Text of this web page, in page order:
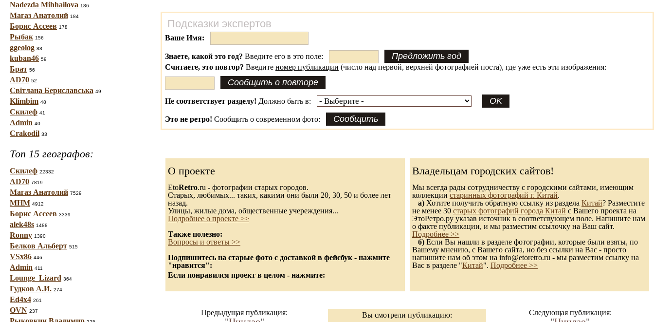
Nadezda Mihhailova 186
Магаз Анатолий 184
Борис Ассеев 178
Рыбак 156
ggeolog 88
kuban46 59
Брат 56
AD70 52
Світлана Бериславська 49
Klimbim 48
Скилеф 41
Admin 40
Crakodil 33
Топ 15 географов:
Скилеф 22332
AD70 7819
Магаз Анатолий 7529
МНМ 4912
Борис Ассеев 3339
alek48s 1488
Ronny 1390
Белков Альберт 515
VSx86 446
Admin 411
Lounge_Lizard 364
Гудков А.И. 274
Ed4x4 261
OVN 237
Подсказки экспертов
Ваше Имя:
Знаете, какой это год? Введите его в это поле:
Считаете, это повтор? Введите номер публикации (число над первой, верхней фотографией поста), где уже есть эти изображения:
Не соответствует разделу! Должно быть в:
Это не ретро! Сообщить о современном фото:
О проекте
EtoRetro.ru - фотографии старых городов.
Старых, любимых... таких, какими они были 20, 30, 50 и более лет
назад.
Улицы, жилые дома, общественные учереждения...
Подробнее о проекте >>
Также полезно:
Вопросы и ответы >>
Подпишитесь на старые фото с доставкой в фейсбук - нажмите
"нравится":
Если понравился проект в целом - нажмите:
Владельцам городских сайтов!
Мы всегда рады сотрудничеству с городскими сайтами, имеющим
коллекции старинных фотографий г. Китай.
а) Хотите получить обратную ссылку из раздела Китай? Разместите
не менее 30 старых фотографий города Китай с Вашего проекта на
ЭтоРетро.ру указав источник в соответсвующем поле. Напишите нам
о факте публикации, и мы разместим ссылочку на Ваш сайт.
Подробнее >>
б) Если Вы нашли в разделе фотографии, которые были взяты, по
Вашему мнению, с Вашего сайта, но без ссылки на Вас - просто
напишите нам об этом на info@etoretro.ru - мы разместим ссылку на
Вас в разделе "Китай". Подробнее >>
Предыдущая публикация: Вы смотрели публикацию: Следующая публикация: